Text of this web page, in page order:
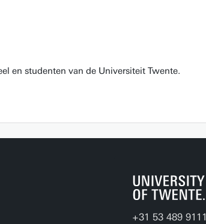
en studenten van de Universiteit Twente.
+31 53 489 9111